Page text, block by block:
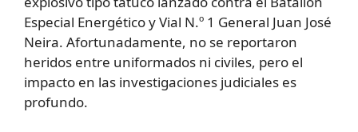
Especial Energético y Vial N.º 1 General Juan José
Neira. Afortunadamente, no se reportaron
heridos entre uniformados ni civiles, pero el
impacto en las investigaciones judiciales es
profundo.